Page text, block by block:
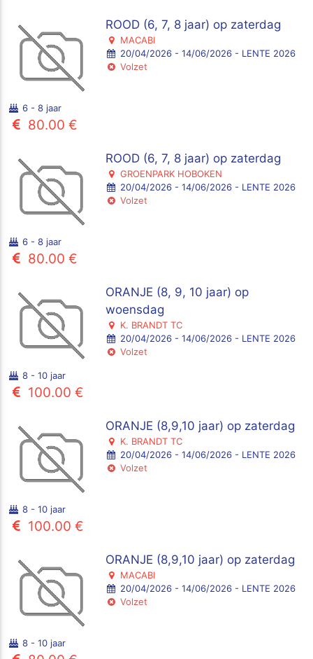
ROOD (6, 7, 8 jaar) op zaterdag
MACABI
20/04/2026 - 14/06/2026 - LENTE 2026
Volzet
6 - 8 jaar
80.00 €
ROOD (6, 7, 8 jaar) op zaterdag
GROENPARK HOBOKEN
20/04/2026 - 14/06/2026 - LENTE 2026
Volzet
6 - 8 jaar
80.00 €
ORANJE (8, 9, 10 jaar) op
woensdag
K. BRANDT TC
20/04/2026 - 14/06/2026 - LENTE 2026
Volzet
8 - 10 jaar
100.00 €
ORANJE (8,9,10 jaar) op zaterdag
K. BRANDT TC
20/04/2026 - 14/06/2026 - LENTE 2026
Volzet
8 - 10 jaar
100.00 €
ORANJE (8,9,10 jaar) op zaterdag
MACABI
20/04/2026 - 14/06/2026 - LENTE 2026
Volzet
8 - 10 jaar